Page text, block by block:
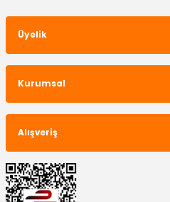
İTHAL ÜRÜN
Sis Farı Transit Custom V347 V362
Üyelik
Kurumsal
Alışveriş